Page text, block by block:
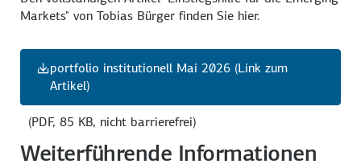
Markets" von Tobias Bürger finden Sie hier.
portfolio institutionell Mai 2026 (Link zum
Artikel)
(PDF, 85 KB, nicht barrierefrei)
Weiterführende Informationen